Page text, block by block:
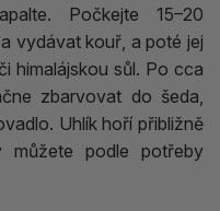
Počkejte 15–20
vydávat kouř, a poté jej
himalájskou sůl. Po cca
zbarvovat do šeda,
Uhlík hoří přibližně
podle potřeby